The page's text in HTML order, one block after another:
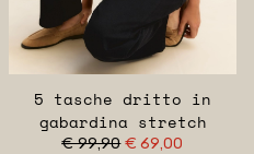
5 tasche dritto in
gabardina stretch
€ 99,90 € 69,00